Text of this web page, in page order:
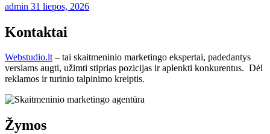
admin 31 liepos, 2026
Kontaktai
Webstudio.lt– tai skaitmeninio marketingo ekspertai, padedantys
verslams augti, užimti stiprias pozicijas ir aplenkti konkurentus. Dėl
reklamos ir turinio talpinimo kreiptis.
Žymos